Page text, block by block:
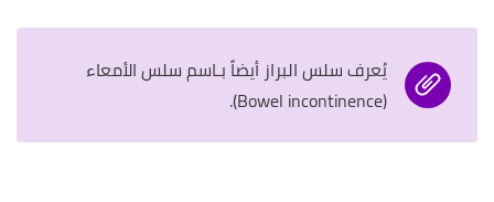
يُعرف سلس البراز أيضاً بـاسم سلس الأمعاء
(Bowel incontinence).